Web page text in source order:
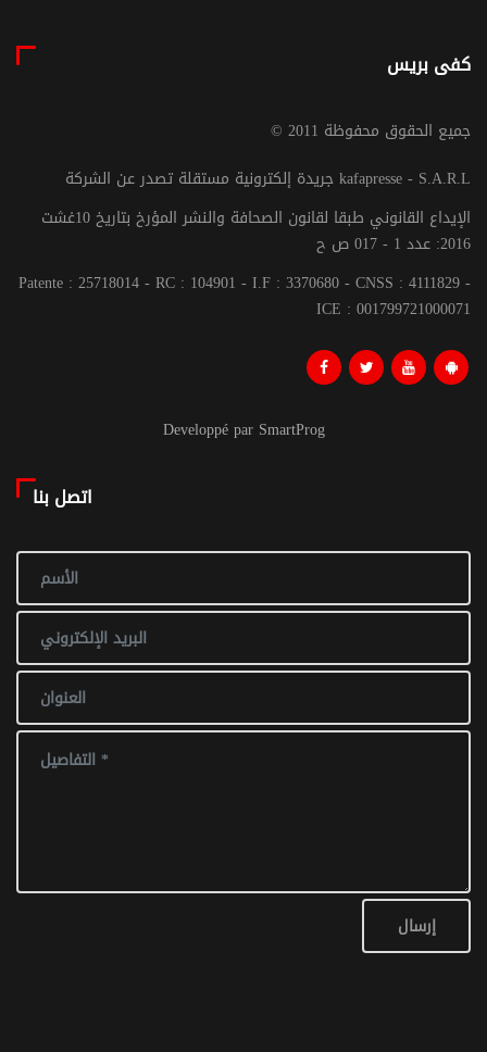
كفى بريس
© جميع الحقوق محفوظة 2011
جريدة إلكترونية مستقلة تصدر عن الشركة kafapresse - S.A.R.L
الإيداع القانوني طبقا لقانون الصحافة والنشر المؤرخ بتاريخ 10غشت
2016: عدد 1 - 017 ص ح
Patente : 25718014 - RC : 104901 - I.F : 3370680 - CNSS : 4111829 -
ICE : 001799721000071
Developpé par SmartProg
اتصل بنا